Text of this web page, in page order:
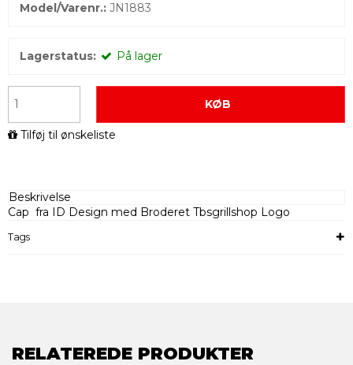
Model/Varenr.: JN1883
Lagerstatus: På lager
KØB
Tilføj til ønskeliste
Beskrivelse
Cap fra ID Design med Broderet Tbsgrillshop Logo
Tags
RELATEREDE PRODUKTER